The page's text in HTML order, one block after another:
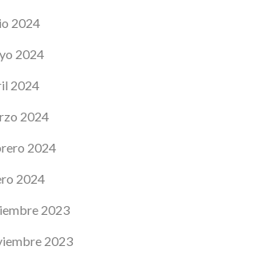
2024
2024
2024
2024
2024
2024
2023
2023